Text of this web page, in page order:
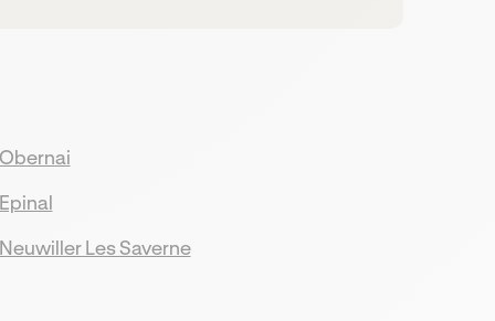
Obernai
Epinal
Neuwiller Les Saverne